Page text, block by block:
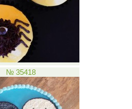
№ 35418